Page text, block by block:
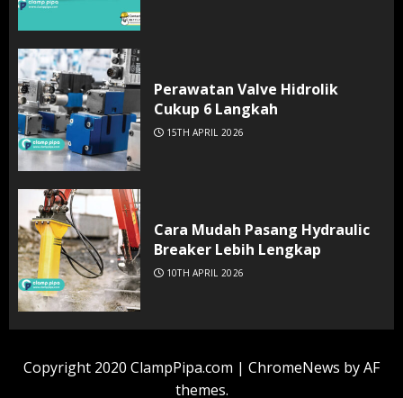
Perawatan Valve Hidrolik
Cukup 6 Langkah
15TH APRIL 2026
Cara Mudah Pasang Hydraulic
Breaker Lebih Lengkap
10TH APRIL 2026
Copyright 2020 ClampPipa.com | ChromeNews by AF
themes.